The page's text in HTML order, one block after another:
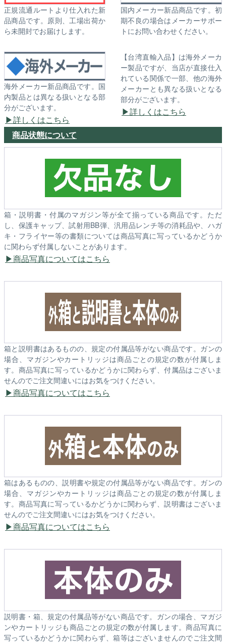
正規流通ルートより仕入れた新
品商品です。原則、工場出荷か
ら未開封でお届けします。
国内メーカー新品商品です。初
期不良の場合はメーカーサポー
トにお問い合わせください。
海外メーカー新品商品です。国
内製品とは異なる扱いとなる部
分がございます。
詳しくはこちら
【台湾直輸入品】は海外メーカ
ー製品ですが、当店が直接仕入
れている関係で一部、他の海外
メーカーとも異なる扱いとなる
部分がございます。
詳しくはこちら
商品状態について
箱・説明書・付属のマガジン等が全て揃っている商品です。ただ
し、保護キャップ、試射用BB弾、汎用品レンチ等の消耗品や、ハガ
キ・フライヤー等の書類については商品写真に写っているかどうか
に関わらず付属しないことがあります。
商品写真についてはこちら
箱と説明書はあるものの、規定の付属品等がない商品です。ガンの
場合、マガジンやカートリッジは商品ごとの規定の数が付属しま
す。商品写真に写っているかどうかに関わらず、付属品はございま
せんのでご注文間違いにはお気をつけください。
商品写真についてはこちら
箱はあるものの、説明書や規定の付属品等がない商品です。ガンの
場合、マガジンやカートリッジは商品ごとの規定の数が付属しま
す。商品写真に写っているかどうかに関わらず、説明書はございま
せんのでご注文間違いにはお気をつけください。
商品写真についてはこちら
説明書・箱、規定の付属品等がない商品です。ガンの場合、マガジ
ンやカートリッジも商品ごとの規定の数が付属します。商品写真に
写っているかどうかに関わらず、箱等はございませんのでご注文間